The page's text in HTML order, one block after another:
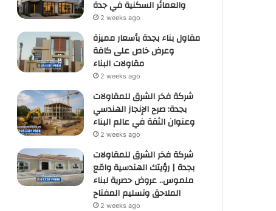
والعمائر السكنية في جدة
2 weeks ago
مقاول بناء بجدة بأسعار مميزة
وعرض خاص على كافة
مقاولات البناء
2 weeks ago
شركة فخر الشرق للمقاولات
بجدة: صرح الإنجاز الهندسي
وعنوان الثقة في عالم البناء
2 weeks ago
شركة فخر الشرق للمقاولات
بجدة | رؤيتك الهندسية واقع
ملموس.. عروض حصرية لبناء
الملاحق وتسليم المفتاح
2 weeks ago